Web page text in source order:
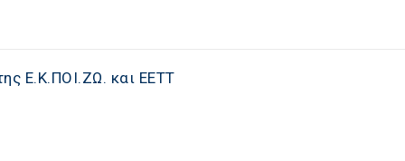
Ε.Κ.ΠΟΙ.ΖΩ. και ΕΕΤΤ